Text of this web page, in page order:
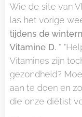
Wie de site van
las het vorige
tijdens de
Vitamine D. "
Vitamines zijn
gezondheid?
aan te doen en
die onze diëtist